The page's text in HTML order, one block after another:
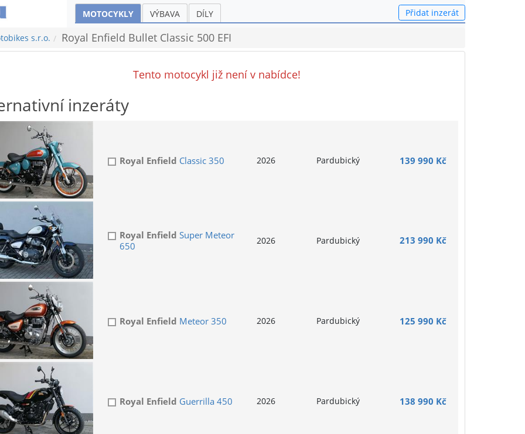
MOTOCYKLY VÝBAVA DÍLY Přidat inzerát
s.r.o. Royal Enfield Bullet Classic 500 EFI
Tento motocykl již není v nabídce!
inzeráty
Royal Enfield Classic 350 2026 Pardubický 139 990 Kč
Royal Enfield Super Meteor
650
2026 Pardubický 213 990 Kč
Royal Enfield Meteor 350 2026 Pardubický 125 990 Kč
Royal Enfield Guerrilla 450 2026 Pardubický 138 990 Kč